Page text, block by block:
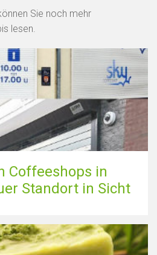
Sie noch mehr
lesen.
Coffeeshops in
Standort in Sicht